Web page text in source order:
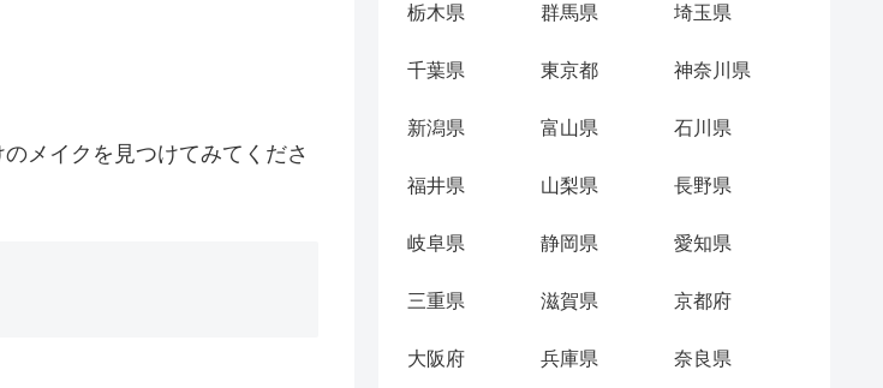
メイクを見つけてみてくださ
栃木県 群馬県 埼玉県
千葉県 東京都 神奈川県
新潟県 富山県 石川県
福井県 山梨県 長野県
岐阜県 静岡県 愛知県
三重県 滋賀県 京都府
大阪府 兵庫県 奈良県